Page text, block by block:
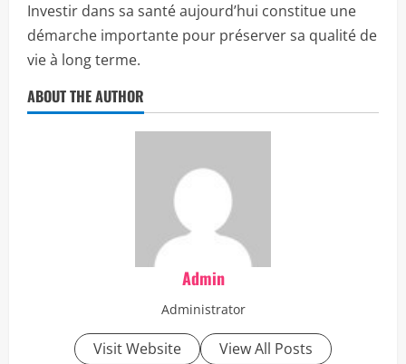
Investir dans sa santé aujourd’hui constitue une
démarche importante pour préserver sa qualité de
vie à long terme.
ABOUT THE AUTHOR
Admin
Administrator
Visit Website View All Posts